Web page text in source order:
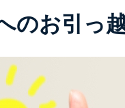
のお引っ